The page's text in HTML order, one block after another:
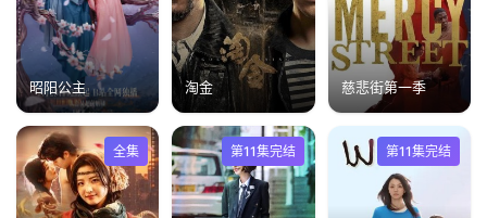
昭阳公主 淘金 慈悲街第一季
全集 第11集完结 第11集完结